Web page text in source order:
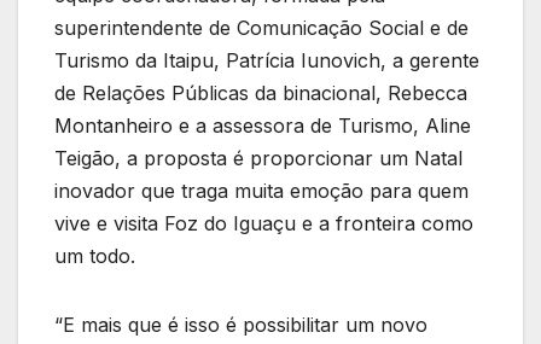
superintendente de Comunicação Social e de
Turismo da Itaipu, Patrícia Iunovich, a gerente
de Relações Públicas da binacional, Rebecca
Montanheiro e a assessora de Turismo, Aline
Teigão, a proposta é proporcionar um Natal
inovador que traga muita emoção para quem
vive e visita Foz do Iguaçu e a fronteira como
um todo.
“E mais que é isso é possibilitar um novo